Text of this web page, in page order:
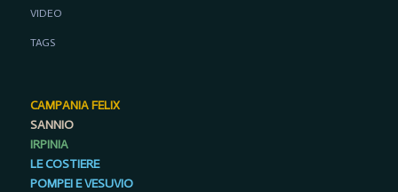
VIDEO
TAGS
CAMPANIA FELIX
SANNIO
IRPINIA
LE COSTIERE
POMPEI E VESUVIO